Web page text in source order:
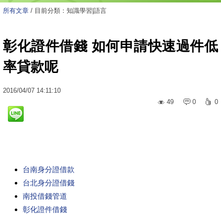
所有文章 / 目前分類：知識學習|語言
彰化證件借錢 如何申請快速過件低
率貸款呢
2016/04/07 14:11:10
49
0 0
台南身分證借款
台北身分證借錢
南投借錢管道
彰化證件借錢